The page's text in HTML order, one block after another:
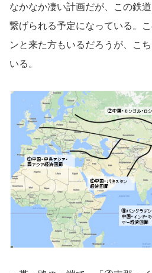
なかなか凄い計画だが、この鉄
繋げられる予定になっている。
ンと来た方もいるだろうが、こ
いる。